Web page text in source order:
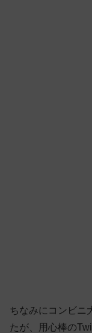
ちなみにコンビニ
たが、用心棒の